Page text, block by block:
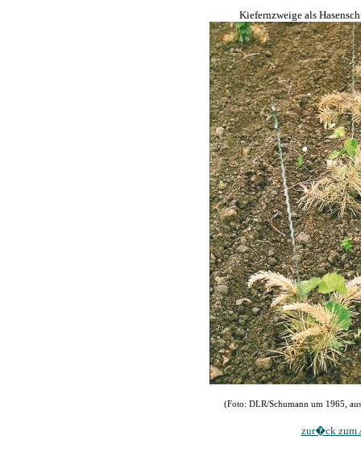
Kiefernzweige als
(Foto: DLR/Schumann um 1965,
zur�ck zum